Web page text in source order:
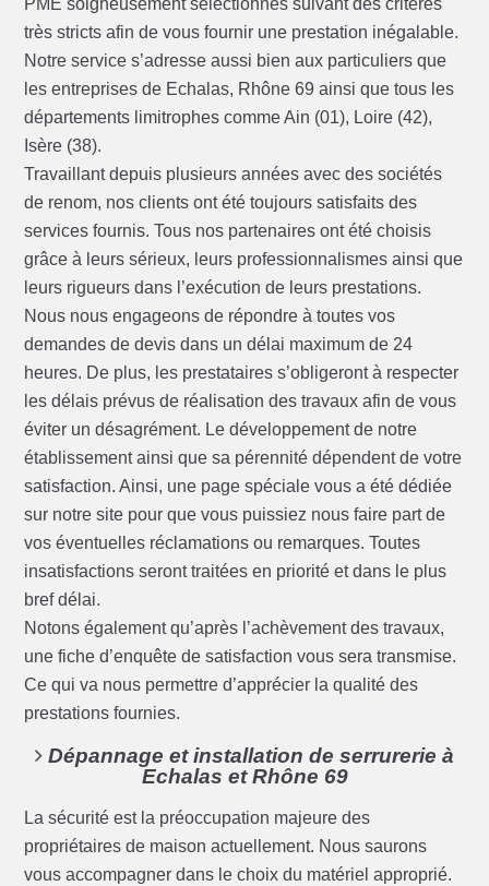
PME soigneusement sélectionnés suivant des critères
très stricts afin de vous fournir une prestation inégalable.
Notre service s’adresse aussi bien aux particuliers que
les entreprises de Echalas, Rhône 69 ainsi que tous les
départements limitrophes comme Ain (01), Loire (42),
Isère (38).
Travaillant depuis plusieurs années avec des sociétés
de renom, nos clients ont été toujours satisfaits des
services fournis. Tous nos partenaires ont été choisis
grâce à leurs sérieux, leurs professionnalismes ainsi que
leurs rigueurs dans l’exécution de leurs prestations.
Nous nous engageons de répondre à toutes vos
demandes de devis dans un délai maximum de 24
heures. De plus, les prestataires s’obligeront à respecter
les délais prévus de réalisation des travaux afin de vous
éviter un désagrément. Le développement de notre
établissement ainsi que sa pérennité dépendent de votre
satisfaction. Ainsi, une page spéciale vous a été dédiée
sur notre site pour que vous puissiez nous faire part de
vos éventuelles réclamations ou remarques. Toutes
insatisfactions seront traitées en priorité et dans le plus
bref délai.
Notons également qu’après l’achèvement des travaux,
une fiche d’enquête de satisfaction vous sera transmise.
Ce qui va nous permettre d’apprécier la qualité des
prestations fournies.
Dépannage et installation de serrurerie à
Echalas et Rhône 69
La sécurité est la préoccupation majeure des
propriétaires de maison actuellement. Nous saurons
vous accompagner dans le choix du matériel approprié.